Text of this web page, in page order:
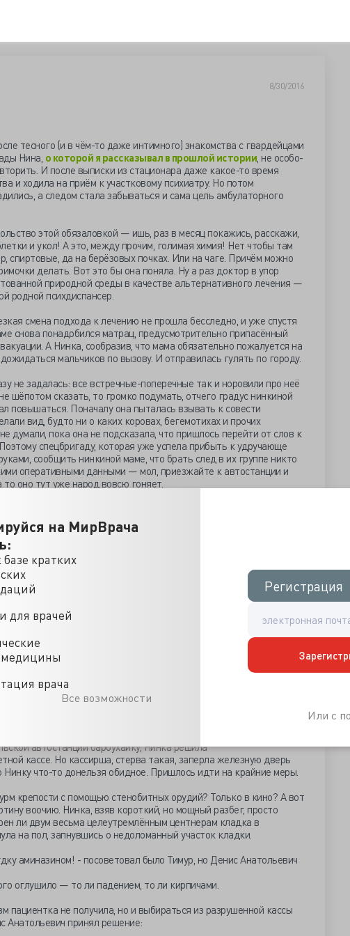
на МирВрача
базе кратких
для врачей
медицины
врача
Все возможности
Регистрация
Регистрация
Или с
8/30/2016
тесного (и в чём-то даже интимного) знакомства с гвардейцами
Нина, о которой я рассказывал в прошлой истории, не особо-
И после выписки из стационара даже какое-то время
и ходила на приём к участковому психиатру. Но потом
а следом стала забываться и сама цель амбулаторного
этой обязаловкой — ишь, раз в месяц покажись, расскажи,
и укол! А это, между прочим, голимая химия! Нет чтобы там
спиртовые, да на берёзовых почках. Или на чаге. Причём можно
делать. Вот это бы она поняла. Ну а раз доктор в упор
природной среды в качестве альтернативного лечения —
родной психдиспансер.
смена подхода к лечению не прошла бесследно, и уже спустя
снова понадобился матрац, предусмотрительно припасённый
А Нинка, сообразив, что мама обязательно пожалуется на
мальчиков по вызову. И отправилась гулять по городу.
не задалась: все встречные-поперечные так и норовили про неё
шёпотом сказать, то громко подумать, отчего градус нинкиной
повышаться. Поначалу она пыталась взывать к совести
вид, будто ни о каких коровах, бегемотихах и прочих
думали, пока она не подсказала, что пришлось перейти от слов к
спецбригаду, которая уже успела прибыть к удручающе
сообщить нинкиной маме, что брать след в их группе никто
оперативными данными — мол, приезжайте к автостанции и
оно тут уже народ вовсю гоняет.
минут на пять: как доложил Денису Анатольевичу охранник
бегать за шустрыми горожанами, то ли приметив на горизонте
получившей смачного леща охраной — ну не стрелять же её
удочки. И быстренько погрузилась в крякнувший от такого
пару ласковых спешно покинувшим автобус пассажирам, велела
не посмел, и автобус взял курс на пригород почти на
расписанием времени.
позвонил старшему врачу «Скорой» и поинтересовался —
велело ждать, и спецбригада вернулась на
уже через час или полтора диспетчеру позвонил вконец
из пригородного посёлка и потребовал, чтобы
этот рехнувшийся бронепоезд. Иначе он вот прямо сейчас
из него разрешение открыть огонь на поражение. Поскольку
его заботам граждан посёлка. И уж тем более никому
не расслышал: то ли речь шла об ущемлённом человеческом, то
— связь стала барахлить. Но что вызов срочный, было
автостанции барбухайку, Нинка решила
кассе. Но кассирша, стерва такая, заперла железную дверь
Нинку что-то донельзя обидное. Пришлось идти на крайние меры.
крепости с помощью стенобитных орудий? Только в кино? А вот
воочию. Нинка, взяв короткий, но мощный разбег, просто
ли двум весьма целеутремлённым центнерам кладка в
на пол, запнувшись о недоломанный участок кладки.
аминазином! - посоветовал было Тимур, но Денис Анатольевич
оглушило — то ли падением, то ли кирпичами.
пациентка не получила, но и выбираться из разрушенной кассы
Анатольевич принял решение: